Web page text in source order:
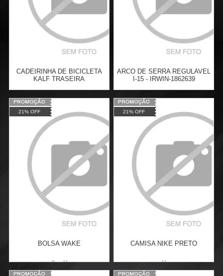
CADEIRINHA DE BICICLETA
KALF TRASEIRA
Varejo:
Atacado: R$ 108,90 (Apenas
Revendedor)
6 x
Cat:CADEIRINHA
COMPRAR
ARCO DE SERRA REGULAVEL
I-15 - IRWIN-1862639
Varejo:
Atacado: R$ 109,97 (Apenas
Revendedor)
6
Cat:ARCO DE SERRA
COMPRAR
21% OFF
BOLSA WAKE
G M
21% OFF
CAMISA NIKE PRETO
M